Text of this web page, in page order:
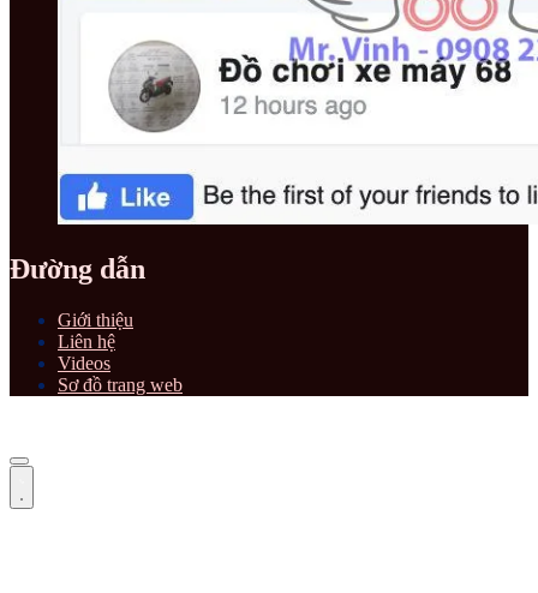
Đường dẫn
Giới thiệu
Liên hệ
Videos
Sơ đồ trang web